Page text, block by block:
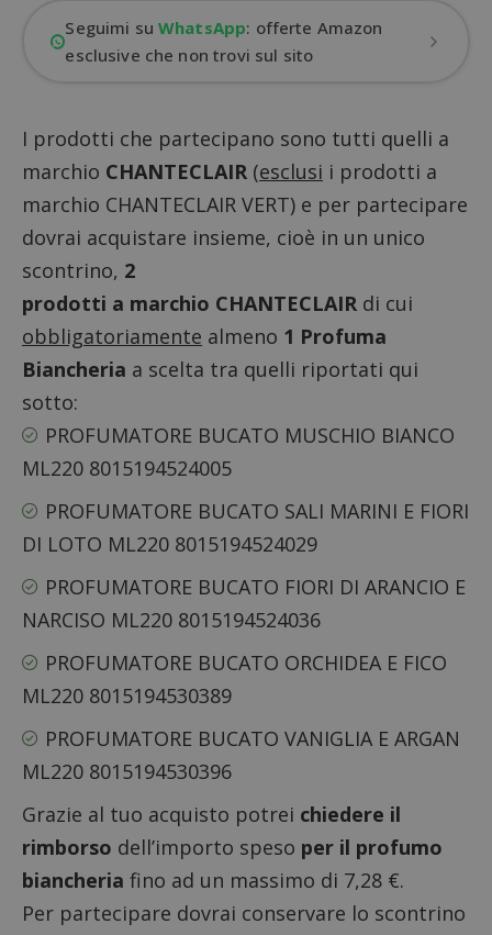
Seguimi suWhatsApp: offerte Amazon
esclusive che non trovi sul sito
I prodotti che partecipano sono tutti quelli a
marchio CHANTECLAIR (esclusi i prodotti a
marchio CHANTECLAIR VERT) e per partecipare
dovrai acquistare insieme, cioè in un unico
scontrino, 2
prodotti a marchio CHANTECLAIR di cui
obbligatoriamente almeno 1 Profuma
Biancheria a scelta tra quelli riportati qui
sotto:
PROFUMATORE BUCATO MUSCHIO BIANCO
ML220 8015194524005
PROFUMATORE BUCATO SALI MARINI E FIORI
DI LOTO ML220 8015194524029
PROFUMATORE BUCATO FIORI DI ARANCIO E
NARCISO ML220 8015194524036
PROFUMATORE BUCATO ORCHIDEA E FICO
ML220 8015194530389
PROFUMATORE BUCATO VANIGLIA E ARGAN
ML220 8015194530396
Grazie al tuo acquisto potrei chiedere il
rimborso dell’importo speso per il profumo
biancheria fino ad un massimo di 7,28 €.
Per partecipare dovrai conservare lo scontrino